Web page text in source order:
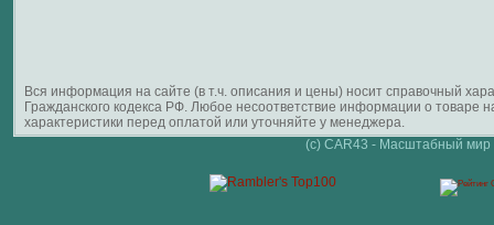
Вся информация на сайте (в т.ч. описания и цены) носит справочный
Гражданского кодекса РФ. Любое несоответствие информации о
характеристики перед оплатой или уточняйте у менеджера.
(c) CAR43 - Масштабный мир